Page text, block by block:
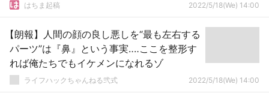
はちま起稿 2022/5/18(We) 14:00
【朗報】人間の顔の良し悪しを“最も左右する
パーツ”は『鼻』という事実‥‥ここを整形す
れば俺たちでもイケメンになれるゾ
ライフハックちゃんねる弐式 2022/5/18(We) 14:00